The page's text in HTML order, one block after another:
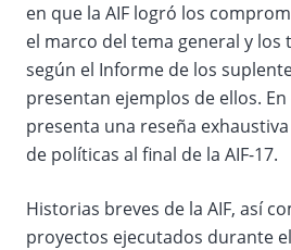
en que la AIF logró los
el marco del tema general y los
según el Informe de los
presentan ejemplos de ellos. En
presenta una reseña
de políticas al final de la AIF-17.
Historias breves de la AIF, así
proyectos ejecutados durante